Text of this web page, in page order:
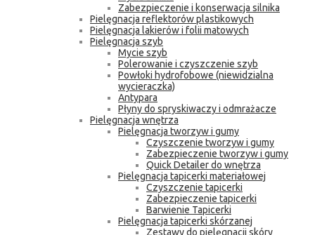
Zabezpieczenie i konserwacja silnika
Pielęgnacja reflektorów plastikowych
Pielęgnacja lakierów i folii matowych
Pielęgnacja szyb
Mycie szyb
Polerowanie i czyszczenie szyb
Powłoki hydrofobowe (niewidzialna
wycieraczka)
Antypara
Płyny do spryskiwaczy i odmrażacze
Pielęgnacja wnętrza
Pielęgnacja tworzyw i gumy
Czyszczenie tworzyw i gumy
Zabezpieczenie tworzyw i gumy
Quick Detailer do wnętrza
Pielęgnacja tapicerki materiałowej
Czyszczenie tapicerki
Zabezpieczenie tapicerki
Barwienie Tapicerki
Pielęgnacja tapicerki skórzanej
Zestawy do pielęgnacji skóry